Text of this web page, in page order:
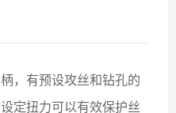
，有预设攻丝和钻孔的
定扭力可以有效保护丝